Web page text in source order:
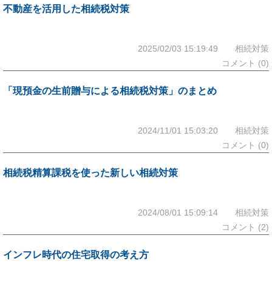
不動産を活用した相続税対策
2025/02/03 15:19:49 相続対策
コメント (0)
「現預金の生前贈与による相続税対策」のまとめ
2024/11/01 15:03:20 相続対策
コメント (0)
相続税精算課税を使った新しい相続対策
2024/08/01 15:09:14 相続対策
コメント (2)
インフレ時代の住宅取得の考え方